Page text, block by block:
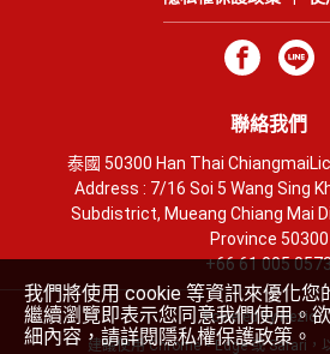
聯絡我們
泰國 50300 Han Thai
Address : 7/16 Soi 5 Wang Sing
Subdistrict, Mueang Chiang Mai
Province 50300
+66 61 005
Powered by Rezio
建議使用 Chrome、Edge 或 Safari，
我們將使用 cookie 等資訊來優化您
繼續瀏覽即表示您同意我們使用。
細內容，請詳閱隱私權保護政策。